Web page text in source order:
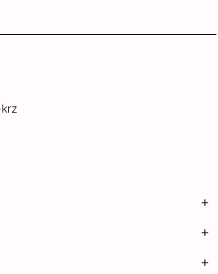
+
+
+